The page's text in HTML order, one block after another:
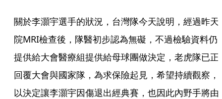
關於李灝宇選手的狀況，台灣隊今天說明，經過昨天
院MRI檢查後，隊醫初步認為無礙，不過檢驗資料仍
提供給大會醫療組提供給母球團做決定，老虎隊已正
回覆大會與國家隊，為求保險起見，希望持續觀察，
以決定讓李灝宇因傷退出經典賽，也因此內野手將由